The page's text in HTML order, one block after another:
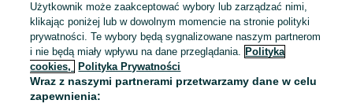
To ogłoszenie nie jest już dostępne
Użytkownik może zaakceptować wybory lub zarządzać nimi,
klikając poniżej lub w dowolnym momencie na stronie polityki
prywatności. Te wybory będą sygnalizowane naszym partnerom
i nie będą miały wpływu na dane przeglądania. Polityka
cookies,
Polityka Prywatności
Wraz z naszymi partnerami przetwarzamy dane w celu
zapewnienia: